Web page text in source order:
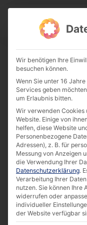
Download Center
Case
Download
239.72 KB
Wir benötigen Ihre
besuchen können.
Wenn Sie unter 16
Services geben
um Erlaubnis bitten.
Wir verwenden Cookies
Website. Einige von
helfen, diese Website
Personenbezogene
Adressen), z. B. für
Messung von Anzeigen
die Verwendung Ihrer
Datenschutzerklärung.
Verarbeitung Ihrer
nutzen. Sie können Ihre
widerrufen oder
individueller
der Website verfügbar